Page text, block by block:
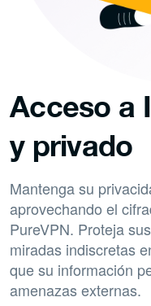
Acceso a
y privado
Mantenga su
aprovechando el
PureVPN. Proteja
miradas indiscretas
que su información
amenazas externas.